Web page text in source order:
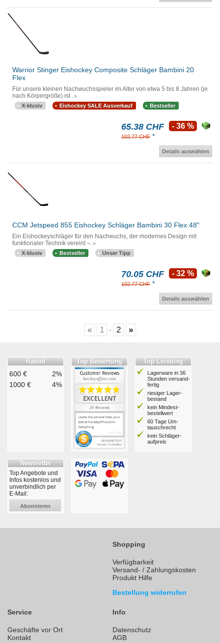
Warrior Stinger Eishockey Composite Schläger Bambini 20
Flex
Für unsere kleinen Nachwuchsspieler im Alter von etwa 5 bis 8 Jahren (je
nach Körpergröße) ist .
X-klusiv Eishockey SALE Ausverkauf Bestseller
65.38 CHF
102.77 CHF *
- 36 %
Details auswählen
CCM Jetspeed 855 Eishockey Schläger Bambini 30 Flex 48"
Ein Eishockeyschläger für den Nachwuchs, der modernes Design mit
funktionaler Technik vereint –.
X-klusiv Bestseller Unser Tipp
70.05 CHF
102.77 CHF *
- 32 %
Details auswählen
« 1 · 2 »
Rabatt
600 €
2%
1000 €
4%
Top Bewertung Top Leistung
Lagerware in 36
Stunden ver­sand­
fertig
riesiger Lager­
bestand
kein Mindest­
bestell­wert
60 Tage Um­
tausch­recht
kein Schläger­
aufpreis
Newsletter
Top Angebote und
Infos kostenlos und
unverbindlich per
E-Mail:
Abonnieren
Shopping
Verfügbarkeit
Versand- / Zahlungskosten
Produkt Hilfe
Bestellung widerrufen
Service
Geschäfte vor Ort
Kontakt
Info
Datenschutz
AGB